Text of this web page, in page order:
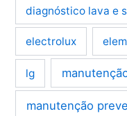
diagnóstico lava e
electrolux
lg
manutenção